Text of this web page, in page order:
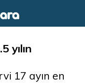
yılın
17 ayın en